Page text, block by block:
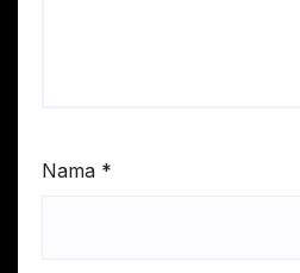
Nama *